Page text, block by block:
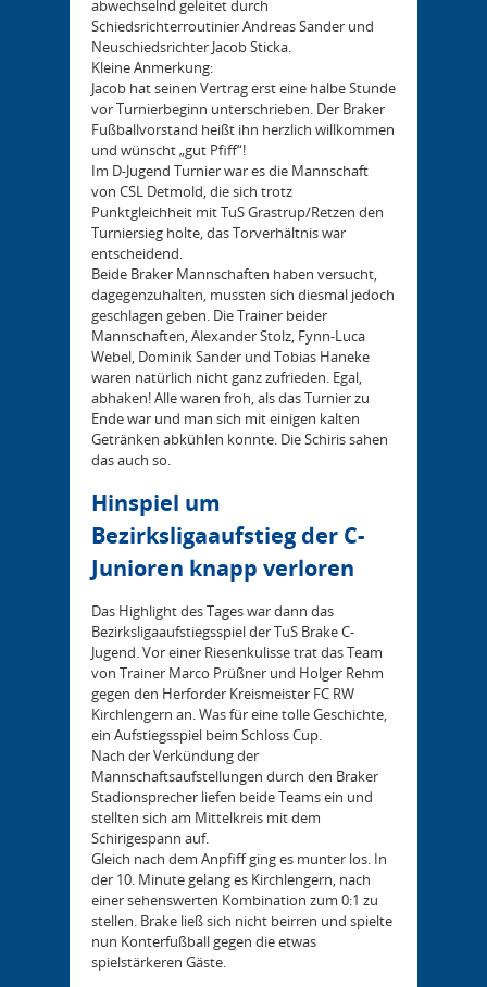
abwechselnd geleitet durch
Schiedsrichterroutinier Andreas Sander und
Neuschiedsrichter Jacob Sticka.
Kleine Anmerkung:
Jacob hat seinen Vertrag erst eine halbe Stunde
vor Turnierbeginn unterschrieben. Der Braker
Fußballvorstand heißt ihn herzlich willkommen
und wünscht „gut Pfiff“!
Im D-Jugend Turnier war es die Mannschaft
von CSL Detmold, die sich trotz
Punktgleichheit mit TuS Grastrup/Retzen den
Turniersieg holte, das Torverhältnis war
entscheidend.
Beide Braker Mannschaften haben versucht,
dagegenzuhalten, mussten sich diesmal jedoch
geschlagen geben. Die Trainer beider
Mannschaften, Alexander Stolz, Fynn-Luca
Webel, Dominik Sander und Tobias Haneke
waren natürlich nicht ganz zufrieden. Egal,
abhaken! Alle waren froh, als das Turnier zu
Ende war und man sich mit einigen kalten
Getränken abkühlen konnte. Die Schiris sahen
das auch so.
Hinspiel um
Bezirksligaaufstieg der C-
Junioren knapp verloren
Das Highlight des Tages war dann das
Bezirksligaaufstiegsspiel der TuS Brake C-
Jugend. Vor einer Riesenkulisse trat das Team
von Trainer Marco Prüßner und Holger Rehm
gegen den Herforder Kreismeister FC RW
Kirchlengern an. Was für eine tolle Geschichte,
ein Aufstiegsspiel beim Schloss Cup.
Nach der Verkündung der
Mannschaftsaufstellungen durch den Braker
Stadionsprecher liefen beide Teams ein und
stellten sich am Mittelkreis mit dem
Schirigespann auf.
Gleich nach dem Anpfiff ging es munter los. In
der 10. Minute gelang es Kirchlengern, nach
einer sehenswerten Kombination zum 0:1 zu
stellen. Brake ließ sich nicht beirren und spielte
nun Konterfußball gegen die etwas
spielstärkeren Gäste.